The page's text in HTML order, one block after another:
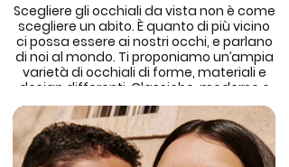
Scegliere gli occhiali da vista non è come
scegliere un abito. È quanto di più vicino
ci possa essere ai nostri occhi, e parlano
di noi al mondo. Ti proponiamo un’ampia
varietà di occhiali di forme, materiali e
design differenti. Classiche, moderne o
eccentriche, ricordati che gli occhiali da
vista esprimono la personalità ed il gusto
di chi li indossa. Prendiamoci insieme il
tempo necessario per sceglierli con cura.